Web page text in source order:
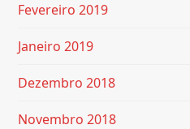
Fevereiro 2019
Janeiro 2019
Dezembro 2018
Novembro 2018